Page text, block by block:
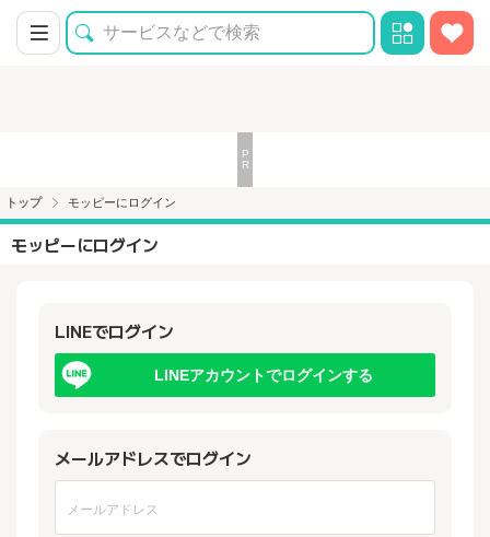
トップ モッピーにログイン
モッピーにログイン
LINEでログイン
LINEアカウントでログインする
メールアドレスでログイン